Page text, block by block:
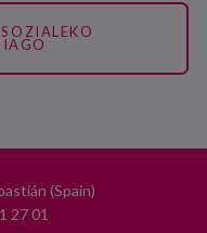
(Spain)
27 01